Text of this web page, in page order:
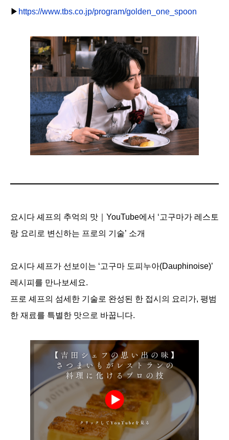
▶︎ https://www.tbs.co.jp/program/golden_one_spoon
요시다 셰프의 추억의 맛｜YouTube에서 ‘고구마가 레스토
랑 요리로 변신하는 프로의 기술’ 소개
요시다 셰프가 선보이는 ‘고구마 도피누아(Dauphinoise)’
레시피를 만나보세요.
프로 셰프의 섬세한 기술로 완성된 한 접시의 요리가, 평범
한 재료를 특별한 맛으로 바꿉니다.